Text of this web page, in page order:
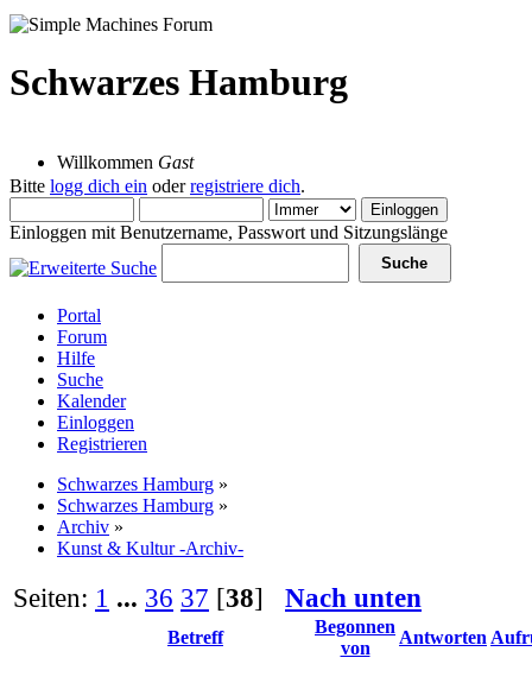
Schwarzes Hamburg
Willkommen Gast
Bitte logg dich ein oderregistriere dich.
Einloggen mit Benutzername, Passwort und Sitzungslänge
Portal
Forum
Hilfe
Suche
Kalender
Einloggen
Registrieren
Schwarzes Hamburg »
Schwarzes Hamburg »
Archiv »
Kunst & Kultur -Archiv-
Seiten: 1 ... 36 37 [38] Nach unten
Betreff
Begonnen
von
Antworten